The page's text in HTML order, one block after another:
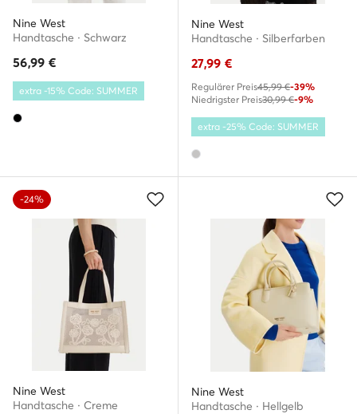
Nine West
Handtasche · Schwarz
56,99 €
extra -15% Code: SUMMER
Nine West
Handtasche · Silberfarben
27,99 €
Regulärer Preis45,99 €-39%
Niedrigster Preis30,99 €-9%
extra -25% Code: SUMMER
-24%
Nine West
Handtasche · Creme
Nine West
Handtasche · Hellgelb